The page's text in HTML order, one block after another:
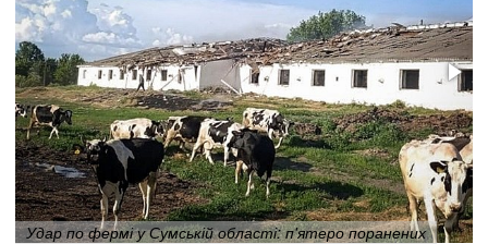
Удар по фермі у Сумській області: п'ятеро поранених